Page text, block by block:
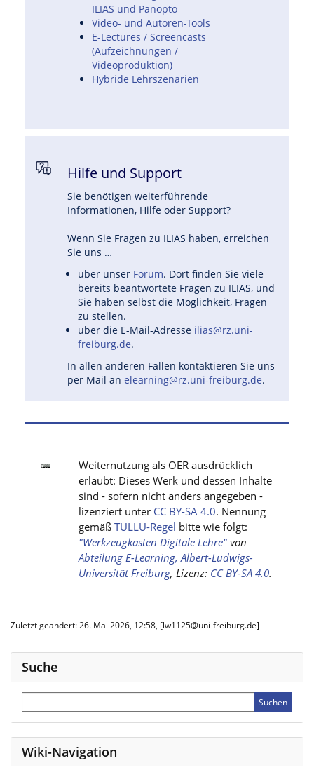
ILIAS und Panopto
Video- und Autoren-Tools
E-Lectures / Screencasts
(Aufzeichnungen /
Videoproduktion)
Hybride Lehrszenarien
Hilfe und Support
Sie benötigen weiterführende
Informationen, Hilfe oder Support?
Wenn Sie Fragen zu ILIAS haben, erreichen
Sie uns …
über unser Forum. Dort finden Sie viele
bereits beantwortete Fragen zu ILIAS, und
Sie haben selbst die Möglichkeit, Fragen
zu stellen.
über die E-Mail-Adresse ilias@rz.uni-
freiburg.de.
In allen anderen Fällen kontaktieren Sie uns
per Mail an elearning@rz.uni-freiburg.de.
Weiternutzung als OER ausdrücklich
erlaubt: Dieses Werk und dessen Inhalte
sind - sofern nicht anders angegeben -
lizenziert unter CC BY-SA 4.0. Nennung
gemäßTULLU-Regel bitte wie folgt:
"Werkzeugkasten Digitale Lehre"von
Abteilung E-Learning, Albert-Ludwigs-
Universität Freiburg, Lizenz: CC BY-SA 4.0.
Zuletzt geändert: 26. Mai 2026, 12:58, [lw1125@uni-freiburg.de]
Suche
Wiki-Navigation